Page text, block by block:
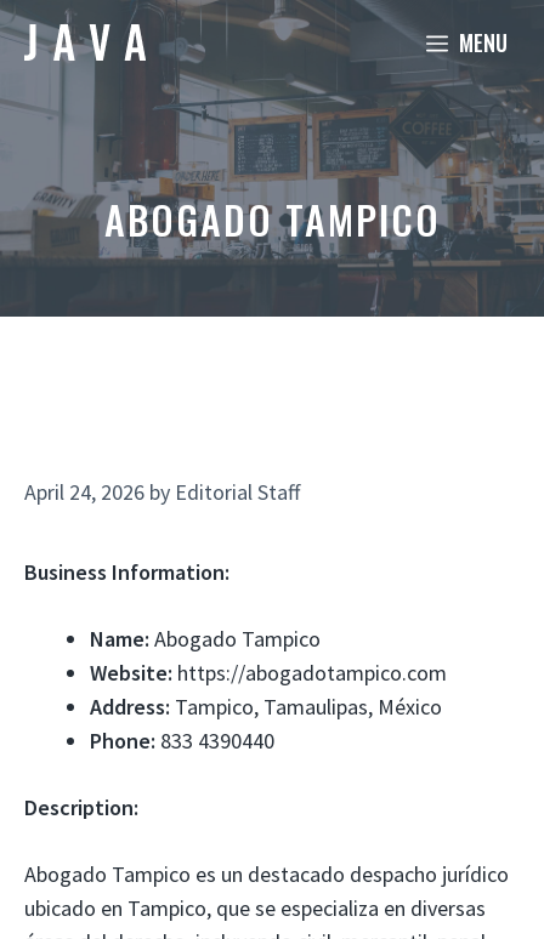
Skip
to
MENU
ABOGADO TAMPICO
April 24, 2026 by Editorial Staff
Business Information:
Name: Abogado Tampico
Website: https://abogadotampico.com
Address: Tampico, Tamaulipas, México
Phone: 833 4390440
Description:
Abogado Tampico es un destacado despacho jurídico
ubicado en Tampico, que se especializa en diversas